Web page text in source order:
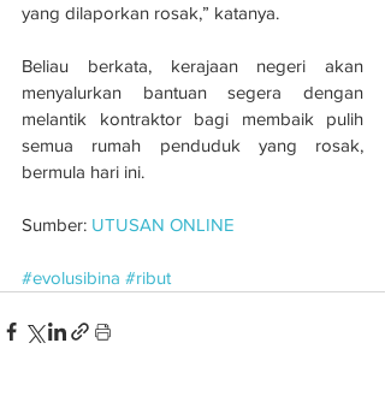
yang dilaporkan rosak,” katanya.
Beliau berkata, kerajaan negeri akan
menyalurkan bantuan segera dengan
melantik kontraktor bagi membaik pulih
semua rumah penduduk yang rosak,
bermula hari ini.
Sumber: UTUSAN ONLINE
#evolusibina #ribut